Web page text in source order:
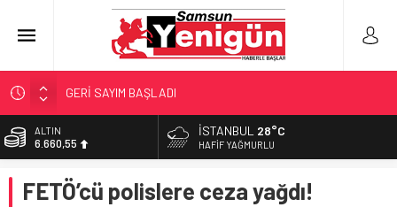
GERİ SAYIM BAŞLADI
SAMSUNSPOR’DA HEDEF 5’İNCİLİK!
‘BAFRA’YA YATIRIM YAPIN!’
YÖNETİCİ SEÇERKEN YAPILAN EN BÜYÜK HATALAR
ALTIN
6.660,55
13.779,39
İSTANBUL 28°C
HAFIF YAĞMURLU
FETÖ’cü polislere ceza yağdı!